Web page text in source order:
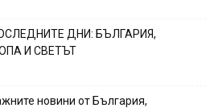
ДНИ: БЪЛГАРИЯ,
И СВЕТЪТ
новини от България,